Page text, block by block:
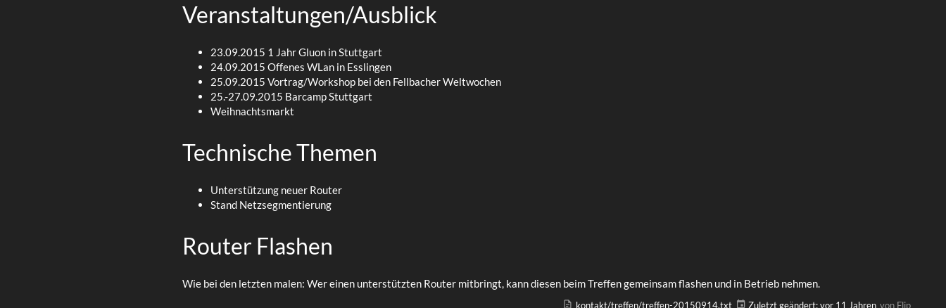
Veranstaltungen/Ausblick
23.09.2015 1 Jahr Gluon in Stuttgart
24.09.2015 Offenes WLan in Esslingen
25.09.2015 Vortrag/Workshop bei den Fellbacher Weltwochen
25.-27.09.2015 Barcamp Stuttgart
Weihnachtsmarkt
Technische Themen
Unterstützung neuer Router
Stand Netzsegmentierung
Router Flashen
Wie bei den letzten malen: Wer einen unterstützten Router mitbringt, kann diesen beim Treffen gemeinsam flashen und in Betrieb nehmen.
kontakt/treffen/treffen-20150914.txt Zuletzt geändert:vor 11 Jahren von Flip